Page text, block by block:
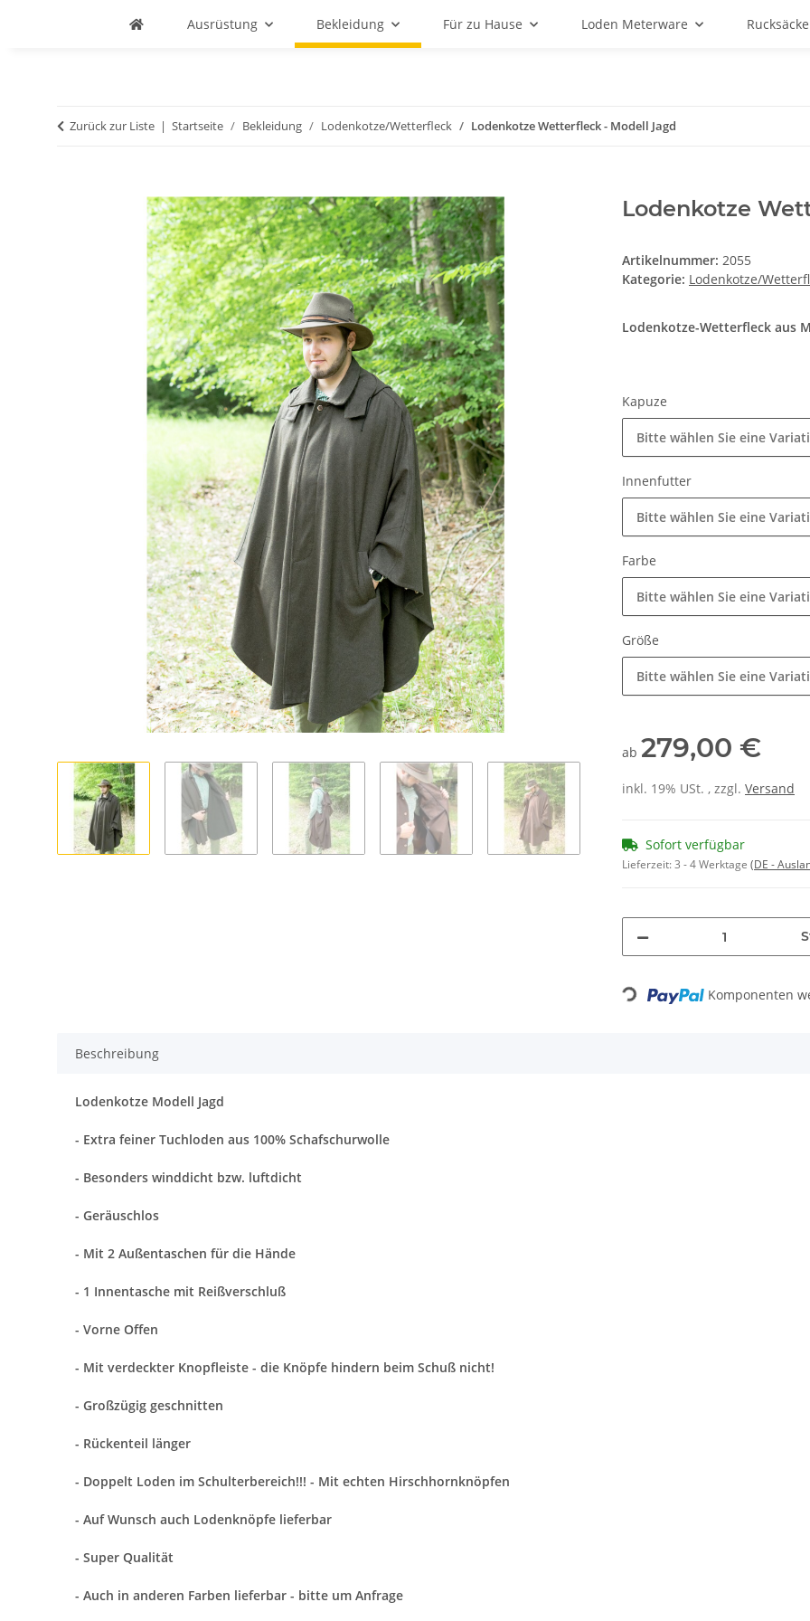
Ausrüstung Bekleidung Für zu Hause Loden Meterware
Zurück zur Liste Startseite Bekleidung Lodenkotze/Wetterfleck Lodenkotze Wetterfleck - Modell Jagd
Lodenkotze
Artikelnummer: 2055
Kategorie: Lodenkotze/
Lodenkotze-Wetterfleck aus
Kapuze
Bitte wählen Sie eine
Innenfutter
Bitte wählen Sie eine
Farbe
Bitte wählen Sie eine
Größe
Bitte wählen Sie eine
ab 279,00 €
inkl. 19% USt. , zzgl. Versand
Sofort verfügbar
Lieferzeit:3 - 4 Werktage (DE -
Loading... Komponenten
Beschreibung
Lodenkotze Modell Jagd
- Extra feiner Tuchloden aus 100% Schafschurwolle
- Besonders winddicht bzw. luftdicht
- Geräuschlos
- Mit 2 Außentaschen für die Hände
- 1 Innentasche mit Reißverschluß
- Vorne Offen
- Mit verdeckter Knopfleiste - die Knöpfe hindern beim Schuß nicht!
- Großzügig geschnitten
- Rückenteil länger
- Doppelt Loden im Schulterbereich!!! - Mit echten Hirschhornknöpfen
- Auf Wunsch auch Lodenknöpfe lieferbar
- Super Qualität
- Auch in anderen Farben lieferbar - bitte um Anfrage